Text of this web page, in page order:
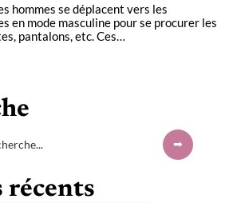
hommes se déplacent vers les
en mode masculine pour se procurer les
pantalons, etc. Ces
récents